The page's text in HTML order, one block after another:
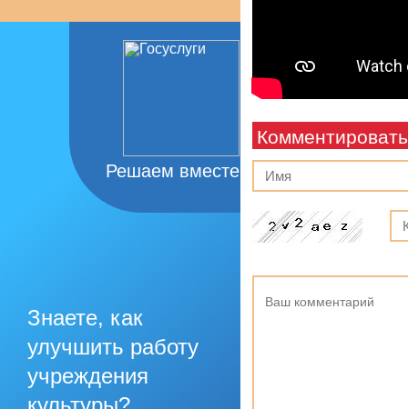
Решаем вместе
Знаете, как
улучшить работу
учреждения
Комментировать